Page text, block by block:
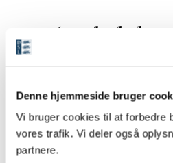
Denne hjemmeside bruger
Vi bruger cookies til at forbedre
vores trafik. Vi deler også
partnere.
6. Inhabilitet
Bestyrelsen træffer
om, hvorvidt en
inhabil ved
der vedrører
personlige interesse.